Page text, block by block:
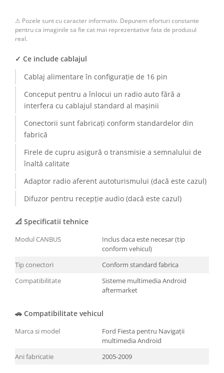
⚠ Pozele sunt cu caracter informativ. Depunem eforturi constante
pentru ca imaginile sa fie cat mai reprezentative fata de produsul
real.
✓ Ce include cablajul
Cablaj alimentare în configurație de 16 pin
Conceput pentru a înlocui un radio auto fără a
interfera cu cablajul standard al mașinii
Conectorii sunt fabricați conform standardelor din
fabrică
Firele de cupru asigură o transmisie a semnalului de
înaltă calitate
Adaptor radio aferent autoturismului (dacă este cazul)
Difuzor pentru recepție audio (dacă este cazul)
📐 Specificatii tehnice
Modul CANBUS
Inclus daca este necesar (tip
conform vehicul)
Tip conectori
Conform standard fabrica
Compatibilitate
Sisteme multimedia Android
aftermarket
🚗 Compatibilitate vehicul
Marca si model
Ford Fiesta pentru Navigații
multimedia Android
Ani fabricatie
2005-2009